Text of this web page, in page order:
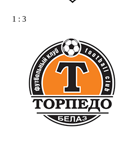
1 : 3